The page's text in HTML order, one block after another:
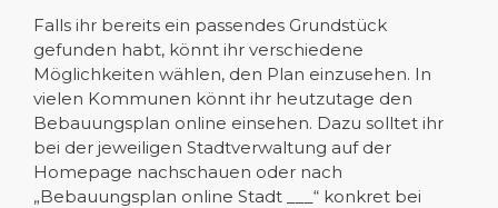
Falls ihr bereits ein passendes Grundstück
gefunden habt, könnt ihr verschiedene
Möglichkeiten wählen, den Plan einzusehen. In
vielen Kommunen könnt ihr heutzutage den
Bebauungsplan online einsehen. Dazu solltet ihr
bei der jeweiligen Stadtverwaltung auf der
Homepage nachschauen oder nach
„Bebauungsplan online Stadt ___“ konkret bei